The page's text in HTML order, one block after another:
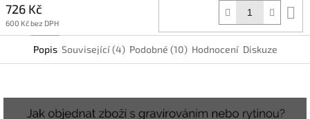
726 Kč
600 Kč bez DPH
Popis Související (4) Podobné (10) Hodnocení Diskuze